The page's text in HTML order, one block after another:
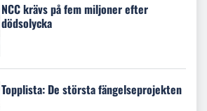
NCC krävs på fem miljoner efter
dödsolycka
Topplista: De största fängelseprojekten